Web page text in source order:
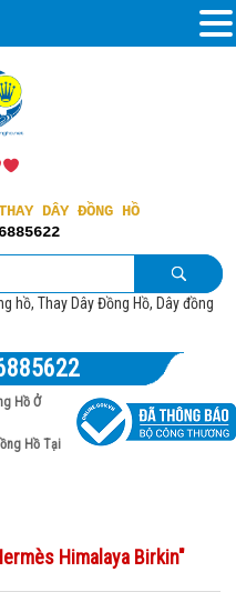
DÂY ĐỒNG HỒ
hồ, Thay Dây Đồng Hồ, Dây đồng
Hồ Ở
Hồ Tại
Himalaya Birkin"